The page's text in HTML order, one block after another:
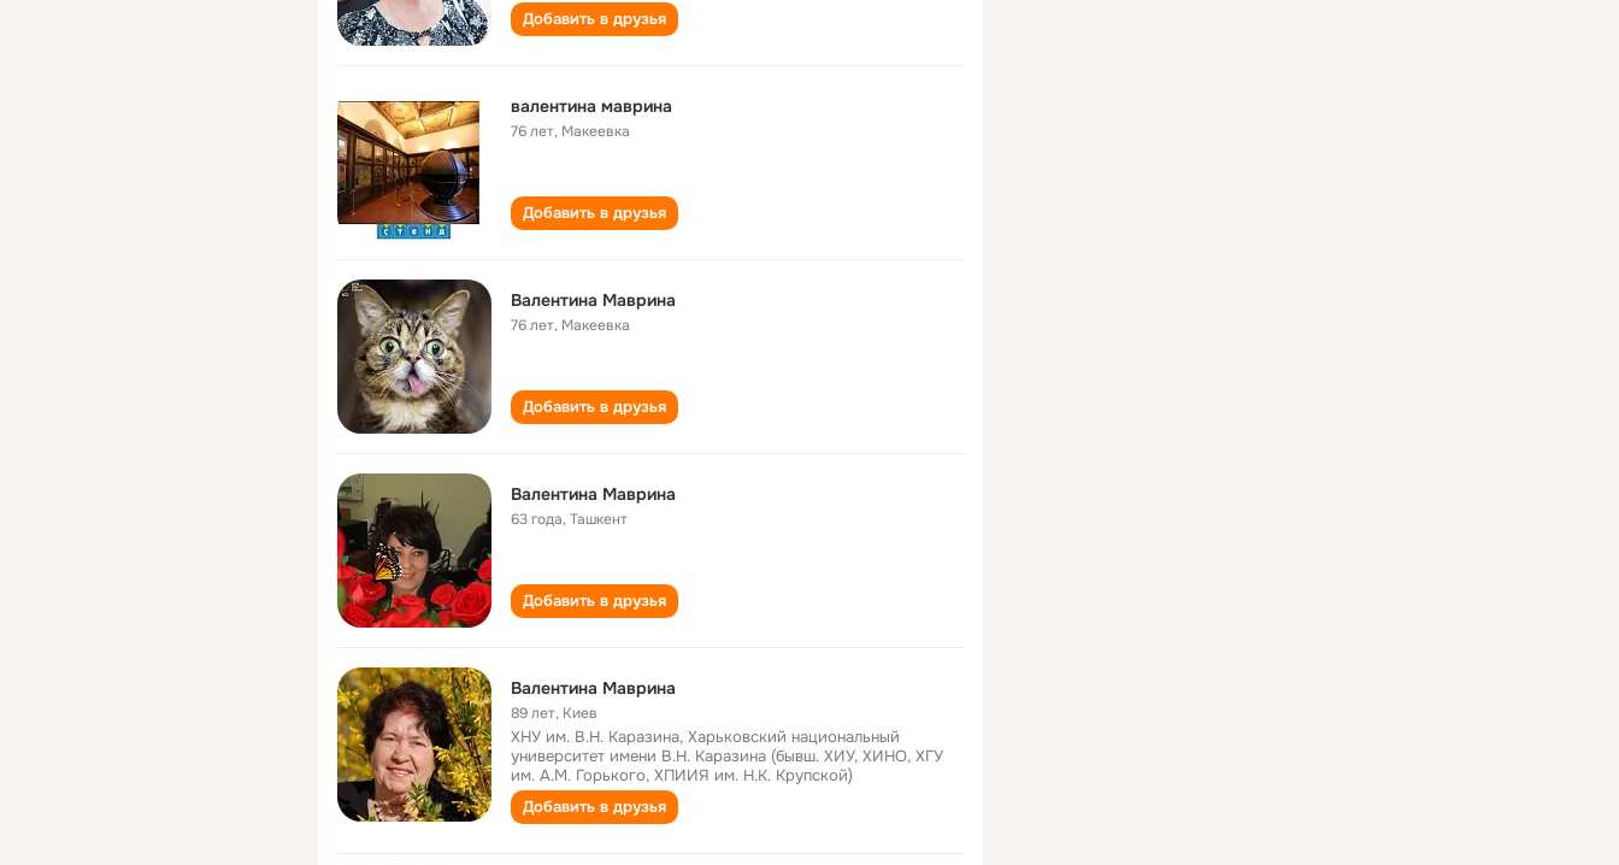
Добавить в друзья
валентина маврина
76 лет, Макеевка
Добавить в друзья
Валентина Маврина
76 лет, Макеевка
Добавить в друзья
Валентина Маврина
63 года,Ташкент
Добавить в друзья
Валентина Маврина
89 лет, Киев
ХНУ им. В.Н. Каразина, Харьковский национальный
университет имени В.Н. Каразина (бывш. ХИУ, ХИНО, ХГУ
им. А.М. Горького, ХПИИЯ им. Н.К. Крупской)
Добавить в друзья